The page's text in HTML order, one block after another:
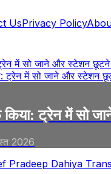
UsPrivacy Policy
में सो जाने और स्टेशन छूटने
ट्रेन में सो
2026